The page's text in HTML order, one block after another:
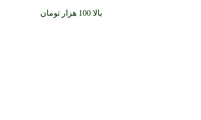
بالا 100 هزار تومان